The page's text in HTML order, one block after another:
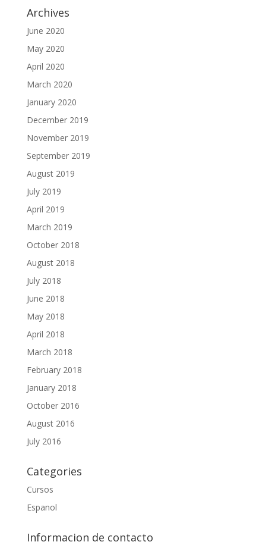
Archives
June 2020
May 2020
April 2020
March 2020
January 2020
December 2019
November 2019
September 2019
August 2019
July 2019
April 2019
March 2019
October 2018
August 2018
July 2018
June 2018
May 2018
April 2018
March 2018
February 2018
January 2018
October 2016
August 2016
July 2016
Categories
Cursos
Espanol
Informacion de contacto